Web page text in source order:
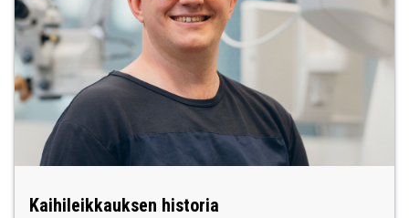
Kaihileikkauksen historia